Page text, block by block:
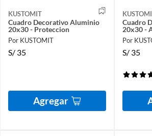
KUSTOMIT
Cuadro Decorativo Aluminio
20x30 - Proteccion
Por KUSTOMIT
S/ 35
Agregar
Cuadro
20x30 -
Por
S/ 35